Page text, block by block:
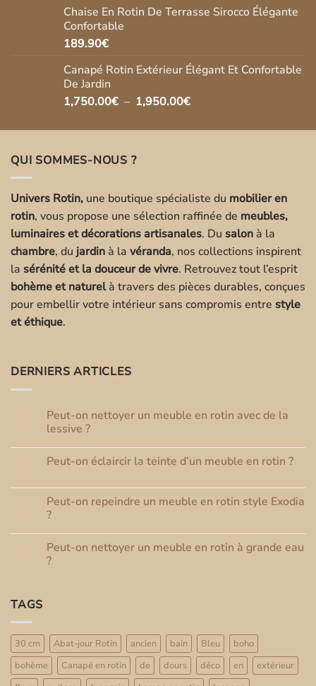
Chaise En Rotin De Terrasse Sirocco Élégante
Confortable
189.90€
Canapé Rotin Extérieur Élégant Et Confortable
De Jardin
1,750.00€ – 1,950.00€Plage
prix :
QUI SOMMES-NOUS ?
Univers Rotin, une boutique spécialiste du mobilier en
rotin, vous propose une sélection raffinée de meubles,
luminaires et décorations artisanales. Du salon à la
chambre, du jardin à la véranda, nos collections inspirent
la sérénité et la douceur de vivre. Retrouvez tout l’esprit
bohème et naturelà travers des pièces durables, conçues
pour embellir votre intérieur sans compromis entre style
et éthique.
DERNIERS ARTICLES
Peut-on nettoyer un meuble en rotin avec de la
lessive ?
sur
nettoyer
un
meuble
en
avec
de
la
lessive
Peut-on éclaircir la teinte d’un meuble en rotin ?
commentaire
Peut-
on
éclaircir
d’un
meuble
en
Peut-on repeindre un meuble en rotin style Exodia
?
sur
Peut-
on
Peut-on nettoyer un meuble en rotin à grande eau
?
meuble
rotin
à
grande
TAGS
30 cm Abat-jour Rotin ancien bain Bleu
boho
bohème
Canapé en rotin de dours déco en
extérieur